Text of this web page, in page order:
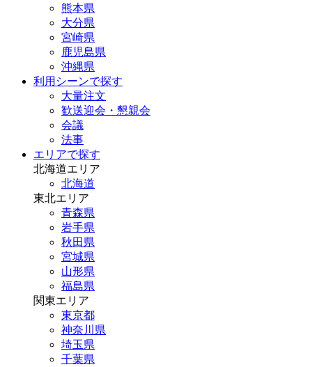
熊本県
大分県
宮崎県
鹿児島県
沖縄県
利用シーンで探す
大量注文
歓送迎会・懇親会
会議
法事
エリアで探す
北海道エリア
北海道
東北エリア
青森県
岩手県
秋田県
宮城県
山形県
福島県
関東エリア
東京都
神奈川県
埼玉県
千葉県